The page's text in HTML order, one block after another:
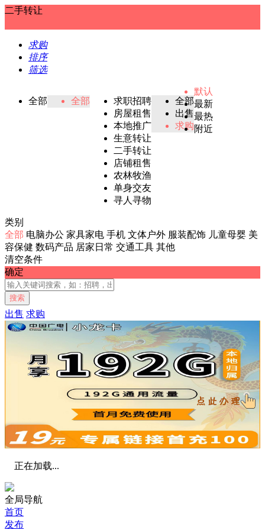
二手转让
求购
排序
筛选
全部 全部
求职招聘
房屋租售
本地推广
生意转让
二手转让
店铺租售
农林牧渔
单身交友
寻人寻物
全部
出售
求购
默认
最新
最热
附近
类别
全部 电脑办公 家具家电 手机 文体户外 服装配饰 儿童母婴 美
容保健 数码产品 居家日常 交通工具 其他
清空条件
确定
搜索
出售 求购
正在加载...
全局导航
首页
发布